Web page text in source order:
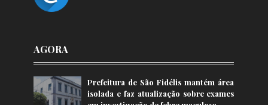
AGORA
Prefeitura de São Fidélis mantém área
isolada e faz atualização sobre exames